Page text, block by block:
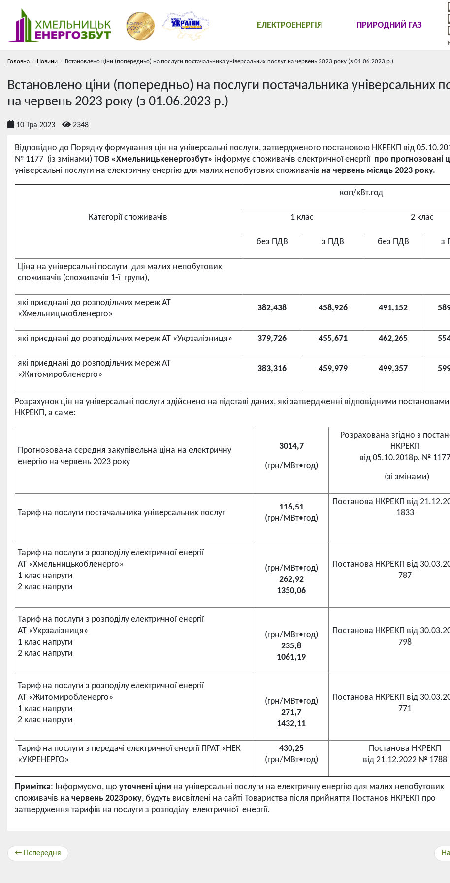
ЕЛЕКТРОЕНЕРГІЯ ПРИРОДНИЙ ГАЗ
Головна Новини Встановлено ціни (попередньо) на послуги постачальника універсальних послуг на червень 2023 року (з 01.06.2023 р.)
Встановлено ціни (попередньо) на послуги постачальника універсальних
на червень 2023 року (з 01.06.2023 р.)
10 Тра 2023 2348
Відповідно до Порядку формування цін на універсальні послуги, затвердженого постановою НКРЕКП від
№ 1177 (із змінами) ТОВ «Хмельницькенергозбут» інформує споживачів електричної енергії про прогнозовані
універсальні послуги на електричну енергію для малих непобутових споживачів на червень місяць 2023 року.
Категорії споживачів
коп/кВт.год
1 клас 2 клас
без ПДВ з ПДВ без ПДВ з
Ціна на універсальні послуги для малих непобутових
споживачів (споживачів 1-ї групи),
які приєднані до розподільчих мереж АТ
«Хмельницькобленерго»
382,438 458,926 491,152
які приєднані до розподільчих мереж АТ «Укрзалізниця» 379,726 455,671 462,265
які приєднані до розподільчих мереж АТ
«Житомиробленерго»
383,316 459,979 499,357
Розрахунок цін на універсальні послуги здійснено на підставі даних, які затвердженні відповідними постановами
НКРЕКП, а саме:
Прогнозована середня закупівельна ціна на електричну
енергію на червень 2023 року
3014,7
(грн/МВт•год)
Розрахована згідно з
НКРЕКП
від 05.10.2018р. № 1177
(зі змінами)
Тариф на послуги постачальника універсальних послуг
116,51
(грн/МВт•год)
Постанова НКРЕКП від
1833
Тариф на послуги з розподілу електричної енергії
АТ «Хмельницькобленерго»
1 клас напруги
2 клас напруги
(грн/МВт•год)
262,92
1350,06
Постанова НКРЕКП від
787
Тариф на послуги з розподілу електричної енергії
АТ «Укрзалізниця»
1 клас напруги
2 клас напруги
(грн/МВт•год)
235,8
1061,19
Постанова НКРЕКП від
798
Тариф на послуги з розподілу електричної енергії
АТ «Житомиробленерго»
1 клас напруги
2 клас напруги
(грн/МВт•год)
271,7
1432,11
Постанова НКРЕКП від
771
Тариф на послуги з передачі електричної енергії ПРАТ «НЕК
«УКРЕНЕРГО»
430,25
(грн/МВт•год)
Постанова НКРЕКП
від 21.12.2022 № 1788
Примітка: Інформуємо, що уточнені ціни на універсальні послуги на електричну енергію для малих непобутових
споживачів на червень 2023року, будуть висвітлені на сайті Товариства після прийняття Постанов НКРЕКП про
затвердження тарифів на послуги з розподілу електричної енергії.
← Попередня